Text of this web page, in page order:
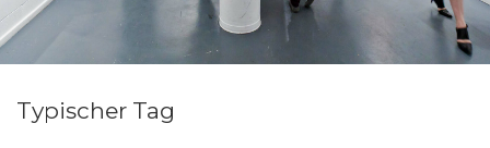
Typischer Tag